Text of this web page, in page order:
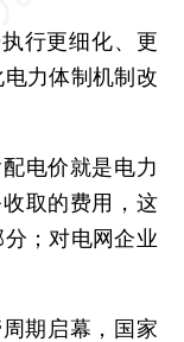
行更细化、更
力体制机制改
电价就是电力
取的费用，这
；对电网企业
期启幕，国家